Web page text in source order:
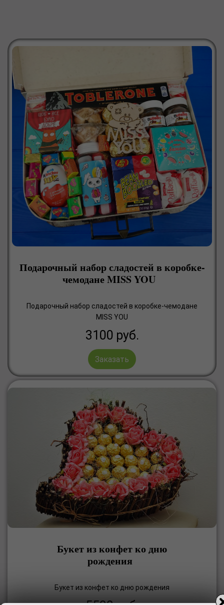
Подарочный набор сладостей в коробке-
чемодане MISS YOU
Подарочный набор сладостей в коробке-чемодане
MISS YOU
3100 руб.
Заказать
Букет из конфет ко дню
рождения
Букет из конфет ко дню рождения